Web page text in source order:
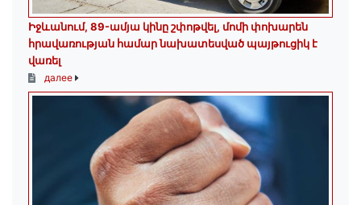
Իջևանում, 89-ամյա կինը շփոթվել, մոմի փոխարեն
հրավառության համար նախատեսված պայթուցիկ է
վառել
далее